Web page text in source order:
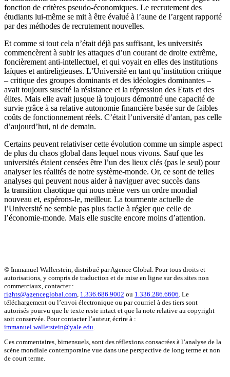
fonction de critères pseudo-économiques. Le recrutement des
étudiants lui-même se mit à être évalué à l’aune de l’argent rapporté
par des méthodes de recrutement nouvelles.
Et comme si tout cela n’était déjà pas suffisant, les universités
commencèrent à subir les attaques d’un courant de droite extrême,
foncièrement anti-intellectuel, et qui voyait en elles des institutions
laïques et antireligieuses. L’Université en tant qu’institution critique
– critique des groupes dominants et des idéologies dominantes –
avait toujours suscité la résistance et la répression des Etats et des
élites. Mais elle avait jusque là toujours démontré une capacité de
survie grâce à sa relative autonomie financière basée sur de faibles
coûts de fonctionnement réels. C’était l’université d’antan, pas celle
d’aujourd’hui, ni de demain.
Certains peuvent relativiser cette évolution comme un simple aspect
de plus du chaos global dans lequel nous vivons. Sauf que les
universités étaient censées être l’un des lieux clés (pas le seul) pour
analyser les réalités de notre système-monde. Or, ce sont de telles
analyses qui peuvent nous aider à naviguer avec succès dans
la transition chaotique qui nous mène vers un ordre mondial
nouveau et, espérons-le, meilleur. La tourmente actuelle de
l’Université ne semble pas plus facile à régler que celle de
l’économie-monde. Mais elle suscite encore moins d’attention.
© Immanuel Wallerstein, distribué par Agence Global. Pour tous droits et
autorisations, y compris de traduction et de mise en ligne sur des sites non
commerciaux, contacter :
rights@agenceglobal.com, 1.336.686.9002 ou 1.336.286.6606. Le
téléchargement ou l’envoi électronique ou par courriel à des tiers sont
autorisés pourvu que le texte reste intact et que la note relative au copyright
soit conservée. Pour contacter l’auteur, écrire à :
immanuel.wallerstein@yale.edu.
Ces commentaires, bimensuels, sont des réflexions consacrées à l’analyse de la
scène mondiale contemporaine vue dans une perspective de long terme et non
de court terme.